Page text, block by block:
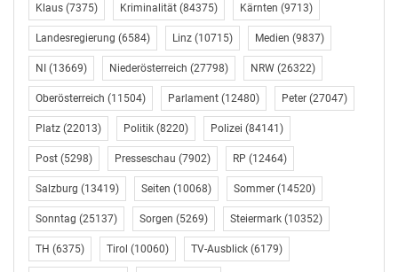
Klaus (7375) Kriminalität (84375) Kärnten (9713)
Landesregierung (6584) Linz (10715) Medien (9837)
NI (13669) Niederösterreich (27798) NRW (26322)
Oberösterreich (11504) Parlament (12480) Peter (27047)
Platz (22013) Politik (8220) Polizei (84141)
Post (5298) Presseschau (7902) RP (12464)
Salzburg (13419) Seiten (10068) Sommer (14520)
Sonntag (25137) Sorgen (5269) Steiermark (10352)
TH (6375) Tirol (10060) TV-Ausblick (6179)